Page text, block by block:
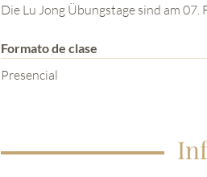
Die Lu Jong Übungstage sind am
Formato de clase
Presencial